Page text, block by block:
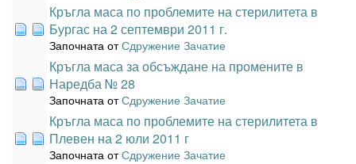
Кръгла маса по проблемите на стерилитета в
Бургас на 2 септември 2011 г.
Започната отСдружение Зачатие
Кръгла маса за обсъждане на промените в
Наредба № 28
Започната отСдружение Зачатие
Кръгла маса по проблемите на стерилитета в
Плевен на 2 юли 2011 г
Започната отСдружение Зачатие